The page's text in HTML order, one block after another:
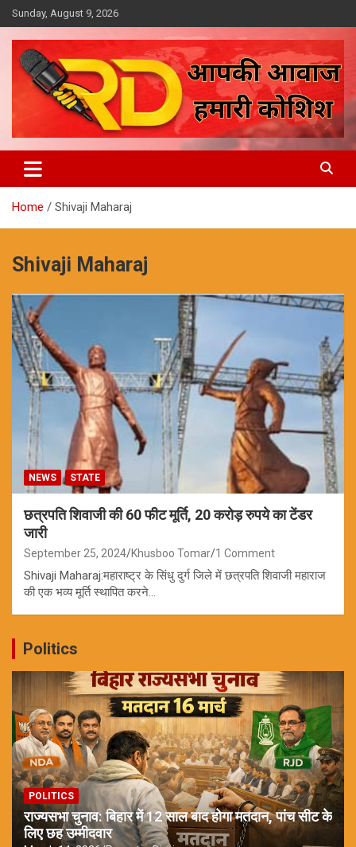
Skip
to
content
Sunday, August 9, 2026
Reporter Diaries
Home Shivaji Maharaj
Shivaji Maharaj
NEWS STATE
छत्रपति शिवाजी की 60 फीट मूर्ति, 20 करोड़ रुपये का टेंडर
जारी
September 25, 2024 Khusboo Tomar 1 Comment
Shivaji Maharaj:महाराष्ट्र के सिंधु दुर्ग जिले में छत्रपति शिवाजी महाराज
की एक भव्य मूर्ति स्थापित करने…
Politics
POLITICS
राज्यसभा चुनाव: बिहार में 12 साल बाद होगा मतदान, पांच सीट के
लिए छह उम्मीदवार